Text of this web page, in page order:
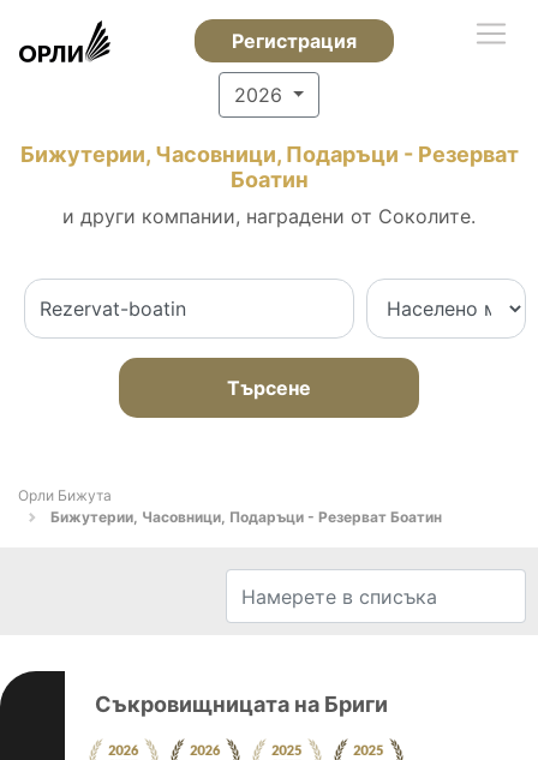
Регистрация
2026
Бижутерии, Часовници, Подаръци - Резерват
Боатин
и други компании, наградени от Соколите.
Търсене
Орли Бижута
Бижутерии, Часовници, Подаръци - Резерват Боатин
Съкровищницата на Бриги